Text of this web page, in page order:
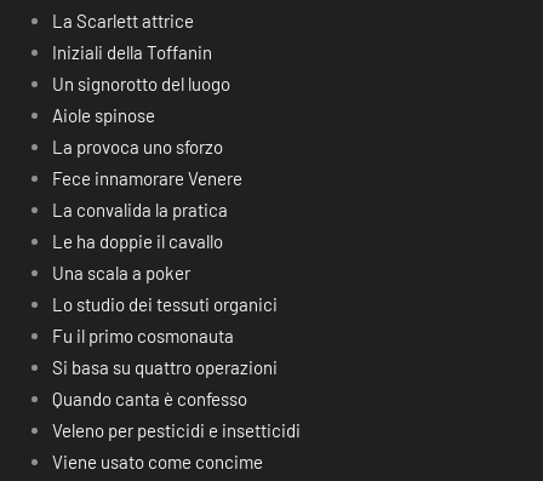
La Scarlett attrice
Iniziali della Toffanin
Un signorotto del luogo
Aiole spinose
La provoca uno sforzo
Fece innamorare Venere
La convalida la pratica
Le ha doppie il cavallo
Una scala a poker
Lo studio dei tessuti organici
Fu il primo cosmonauta
Si basa su quattro operazioni
Quando canta è confesso
Veleno per pesticidi e insetticidi
Viene usato come concime